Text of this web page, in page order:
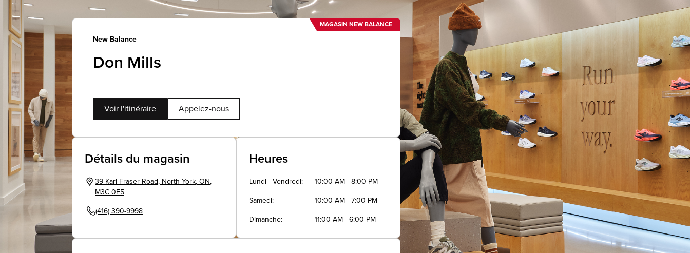
MAGASIN NEW BALANCE
New Balance
Don Mills
Voir l'itinéraire Appelez-nous
Détails du magasin
39 Karl Fraser Road , North York, ON ,
M3C 0E5
(416) 390-9998
Heures
Lundi - Vendredi 10:00 AM - 8:00 PM
Samedi 10:00 AM - 7:00 PM
Dimanche 11:00 AM - 6:00 PM